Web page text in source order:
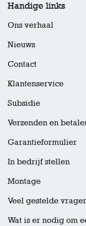
Handige links
Ons verhaal
Nieuws
Contact
Klantenservice
Subsidie
Verzenden en
Garantieformulier
In bedrijf stellen
Montage
Veel gestelde
Wat is er nodig om